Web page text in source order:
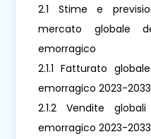
2.1 Stime e
mercato globale
emorragico
2.1.1 Fatturato
emorragico 2023-2033
2.1.2 Vendite
emorragico 2023-2033